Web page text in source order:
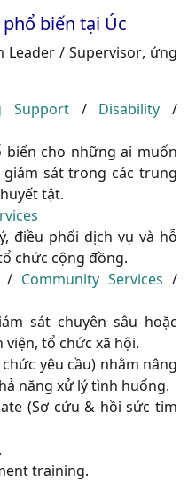
biến tại Úc
Leader / Supervisor, ứng
Support/ Disability /
cho những ai muốn
sát trong các trung
tật.
điều phối dịch vụ và hỗ
chức cộng đồng.
/ Community Services /
sát chuyên sâu hoặc
tổ chức xã hội.
yêu cầu) nhằm nâng
năng xử lý tình huống.
(Sơ cứu & hồi sức tim
training.